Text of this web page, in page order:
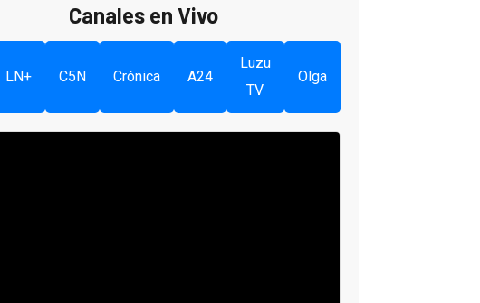
Canales en Vivo
LN+ C5N Crónica A24
Luzu
TV
Olga